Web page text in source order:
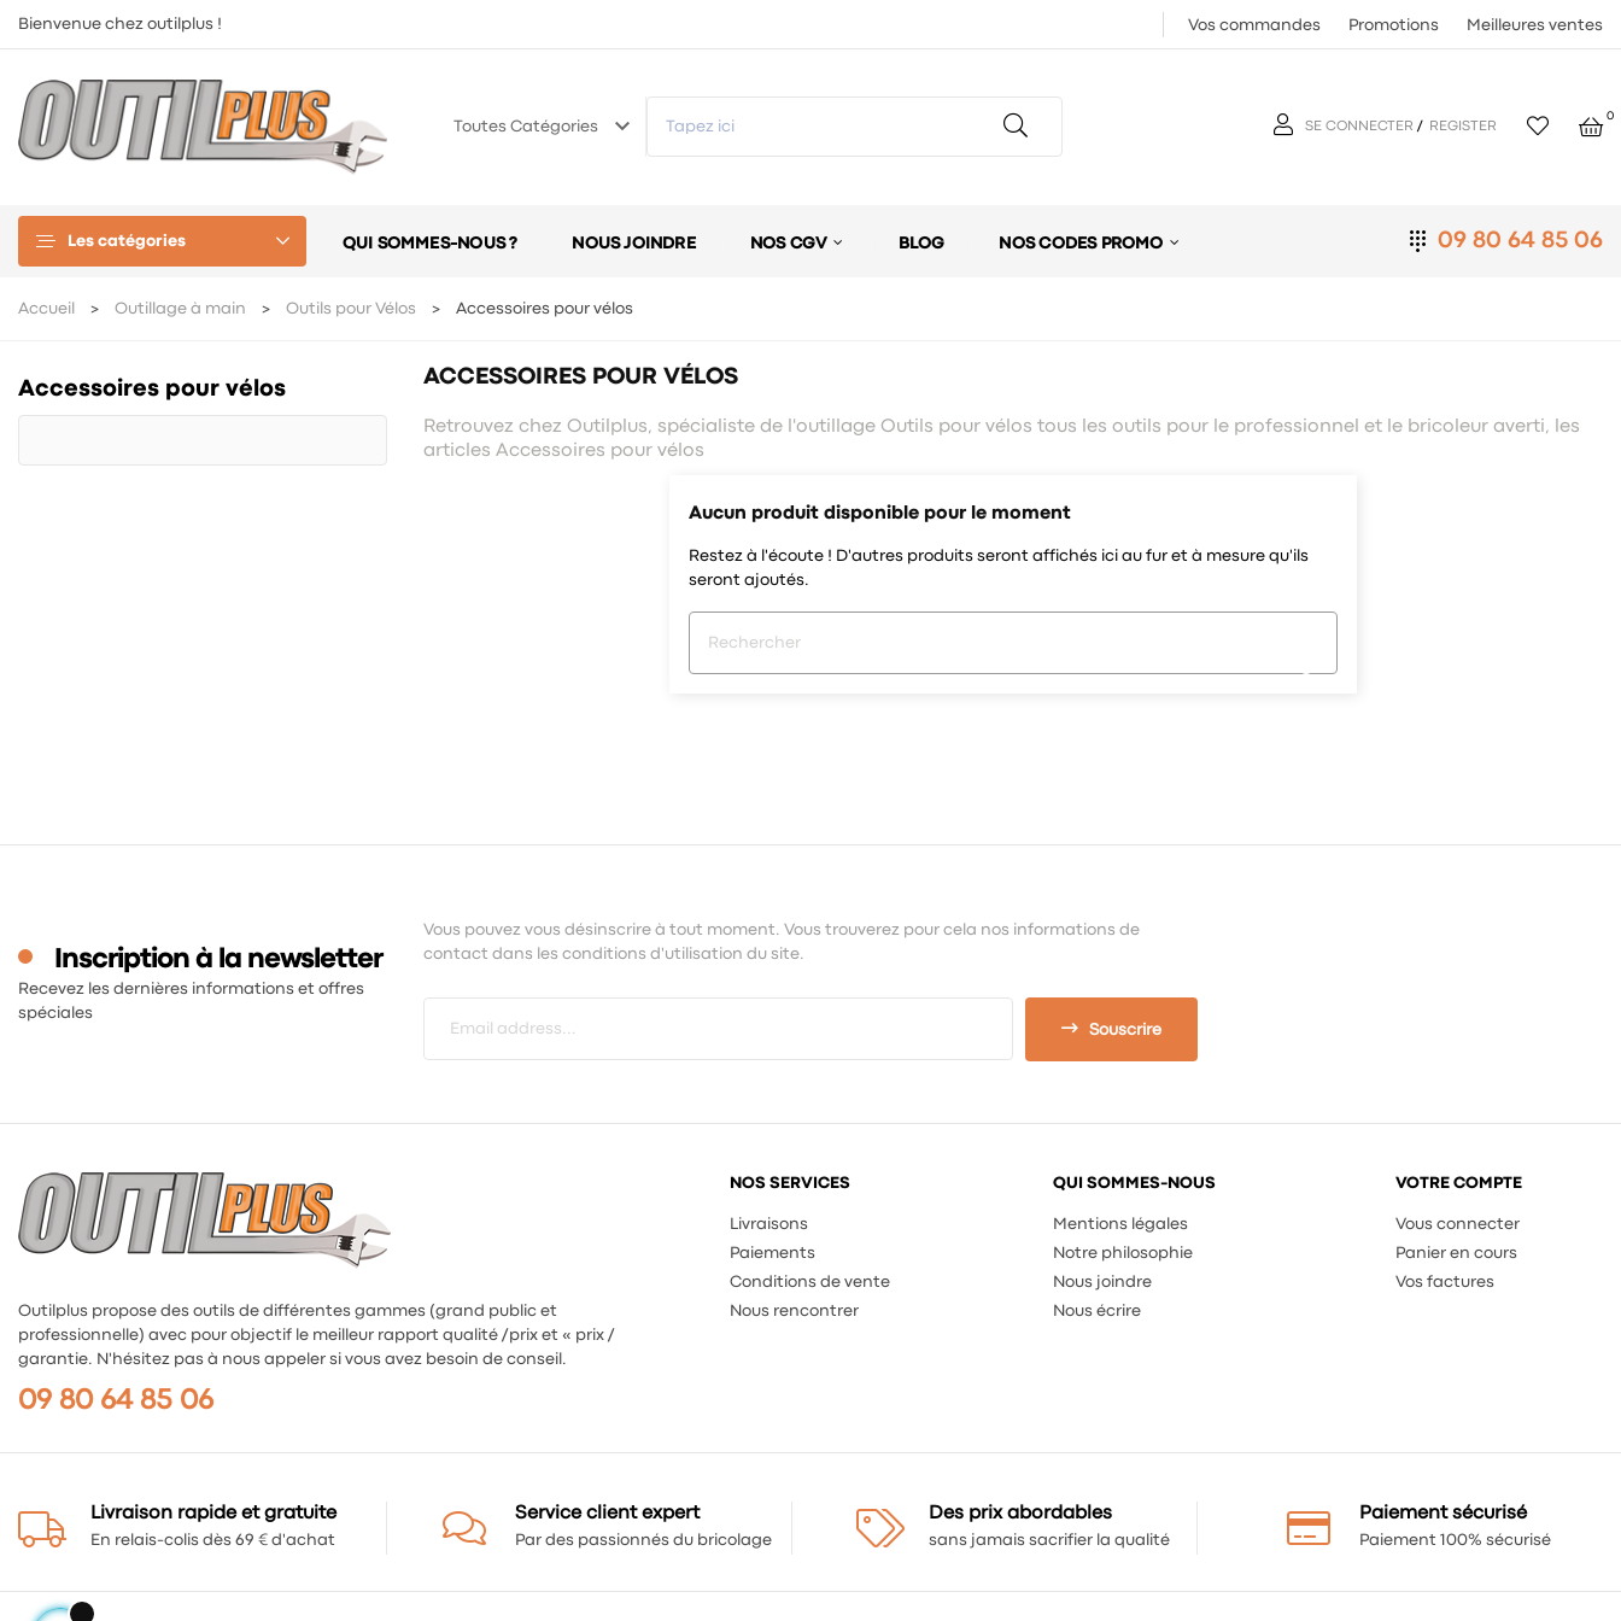
Bienvenue chez outilplus ! Vos commandes Promotions Meilleures ventes
Toutes Catégories keyboard_arrow_down SE CONNECTER / REGISTER
0
Les catégories QUI SOMMES-NOUS ? NOUS JOINDRE NOS CGV BLOG NOS CODES PROMO 09 80 64 85 06
Accueil Outillage à main Outils pour Vélos Accessoires pour vélos
Accessoires pour vélos
ACCESSOIRES POUR VÉLOS
Retrouvez chez Outilplus, spécialiste de l'outillage Outils pour vélos tous les outils pour le professionnel et le bricoleur averti, les
articles Accessoires pour vélos
Aucun produit disponible pour le moment
Restez à l'écoute ! D'autres produits seront affichés ici au fur et à mesure qu'ils
seront ajoutés.
Inscription à la newsletter
Recevez les dernières informations et offres
spéciales
Vous pouvez vous désinscrire à tout moment. Vous trouverez pour cela nos informations de
contact dans les conditions d'utilisation du site.
Souscrire
Outilplus propose des outils de différentes gammes (grand public et
professionnelle) avec pour objectif le meilleur rapport qualité /prix et « prix /
garantie. N'hésitez pas à nous appeler si vous avez besoin de conseil.
09 80 64 85 06
NOS SERVICES
Livraisons
Paiements
Conditions de vente
Nous rencontrer
QUI SOMMES-NOUS
Mentions légales
Notre philosophie
Nous joindre
Nous écrire
VOTRE COMPTE
Vous connecter
Panier en cours
Vos factures
Livraison rapide et gratuite
En relais-colis dès 69 € d'achat
Service client expert
Par des passionnés du bricolage
Des prix abordables
sans jamais sacrifier la qualité
Paiement sécurisé
Paiement 100% sécurisé